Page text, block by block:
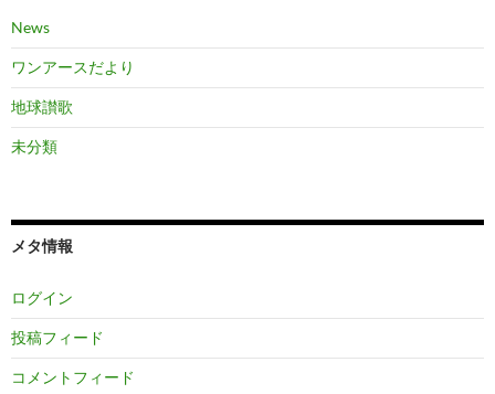
News
ワンアースだより
地球讃歌
未分類
メタ情報
ログイン
投稿フィード
コメントフィード